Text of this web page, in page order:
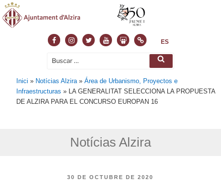
FacebookInstagram
TwitterYoutubeSlideshare
NormasES
Buscar
Buscar
Inici » Notícias Alzira »Área de Urbanismo, Proyectos e
Infraestructuras » LA GENERALITAT SELECCIONA LA PROPUESTA
DE ALZIRA PARA EL CONCURSO EUROPAN 16
Notícias Alzira
PUBLICADO
30 DE OCTUBRE DE 2020